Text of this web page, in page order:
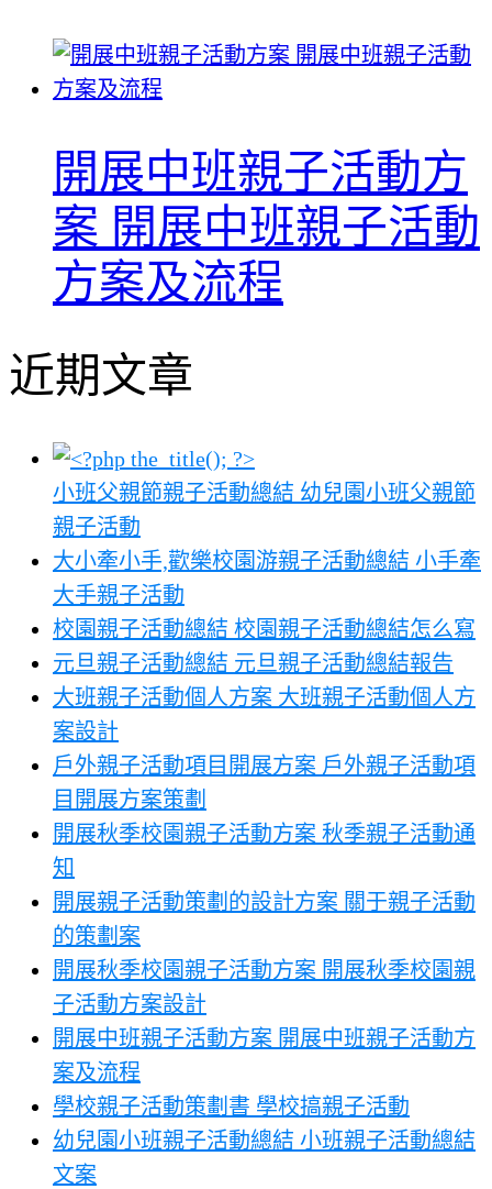
開展中班親子活動方
案 開展中班親子活動
方案及流程
近期文章
小班父親節親子活動總結 幼兒園小班父親節
親子活動
大小牽小手,歡樂校園游親子活動總結 小手牽
大手親子活動
校園親子活動總結 校園親子活動總結怎么寫
元旦親子活動總結 元旦親子活動總結報告
大班親子活動個人方案 大班親子活動個人方
案設計
戶外親子活動項目開展方案 戶外親子活動項
目開展方案策劃
開展秋季校園親子活動方案 秋季親子活動通
知
開展親子活動策劃的設計方案 關于親子活動
的策劃案
開展秋季校園親子活動方案 開展秋季校園親
子活動方案設計
開展中班親子活動方案 開展中班親子活動方
案及流程
學校親子活動策劃書 學校搞親子活動
幼兒園小班親子活動總結 小班親子活動總結
文案